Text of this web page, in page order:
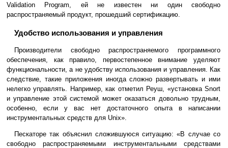
Validation Program, ей не известен ни один свободно
распространяемый продукт, прошедший сертификацию.
Удобство использования и управления
Производители свободно распространяемого программного
обеспечения, как правило, первостепенное внимание уделяют
функциональности, а не удобству использования и управления. Как
следствие, такие приложения иногда сложно развертывать и ими
нелегко управлять. Например, как отметил Реуш, «установка Snort
и управление этой системой может оказаться довольно трудным,
особенно, если у вас нет достаточного опыта в написании
инструментальных средств для Unix».
Пескаторе так объяснил сложившуюся ситуацию: «В случае со
свободно распространяемыми инструментальными средствами